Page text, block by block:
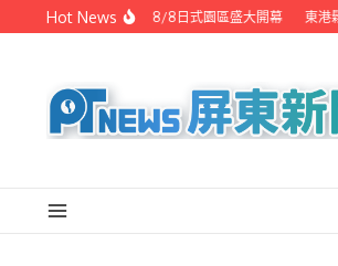
Skip to content
Hot News
潮州之美職人攝影展 8/8日式園區盛大開幕 東港